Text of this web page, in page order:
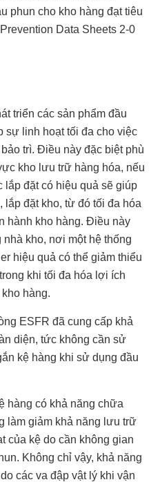
phun cho kho hàng đạt tiêu
Data Sheets 2-0
triển các sản phẩm đầu
sự linh hoạt tối đa cho việc
trì. Điều này đặc biệt phù
kho lưu trữ hàng hóa, nếu
lắp đặt có hiệu quả sẽ giúp
đặt kho, từ đó tối đa hóa
hành kho hàng. Điều này
kho, nơi một hệ thống
hiệu quả có thể giảm thiểu
khi tối đa hóa lợi ích
hàng.
ESFR đã cung cấp khả
diện, tức không cần sử
kệ hàng khi sử dụng đầu
hàng có khả năng chữa
làm giảm khả năng lưu trữ
của kệ do cần không gian
Không chỉ vậy, khả năng
các va đập vật lý khi vận